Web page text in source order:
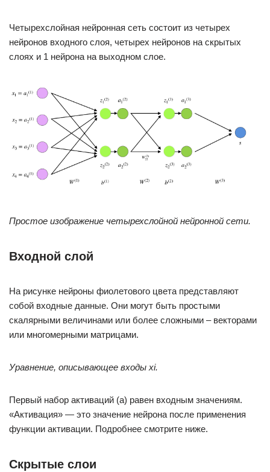
Четырехслойная нейронная сеть состоит из четырех
нейронов входного слоя, четырех нейронов на скрытых
слоях и 1 нейрона на выходном слое.
Простое изображение четырехслойной нейронной сети.
Входной слой
На рисунке нейроны фиолетового цвета представляют
собой входные данные. Они могут быть простыми
скалярными величинами или более сложными – векторами
или многомерными матрицами.
Уравнение, описывающее входы xi.
Первый набор активаций (а) равен входным значениям.
«Активация» — это значение нейрона после применения
функции активации. Подробнее смотрите ниже.
Скрытые слои